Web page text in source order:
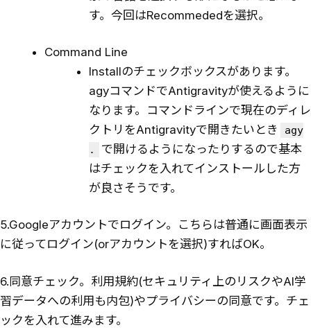
す。今回はRecommededを選択。
Command Line
Installのチェックボックスがあります。
agyコマンドでAntigravityが使えるように
なります。コマンドラインで現在のディレ
クトリをAntigravityで開きたいとき
agy
.
で開けるようになったりするので基本
はチェックを入れてインストールした方
が良さそうです。
5.Googleアカウントでログイン。こちらは普通に画面表示
に従ってログイン(orアカウントを選択)すればOK。
6.同意チェック。利用規約(セキュリティ上のリスクやAI学
習データへの利用も内包)やプライバシーの同意です。チェ
ックを入れて進みます。